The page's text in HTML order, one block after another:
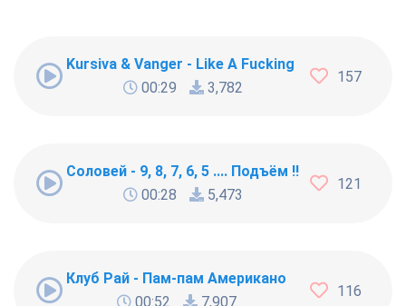
Kursiva & Vanger - Like A Fucking Newbie
00:29
3,782
157
Соловей - 9, 8, 7, 6, 5 .... Подъём !!!
00:28
5,473
121
Клуб Рай - Пам-пам Американо
00:52
7,907
116